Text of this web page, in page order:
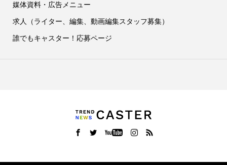
媒体資料・広告メニュー
求人（ライター、編集、動画編集スタッフ募集）
誰でもキャスター！応募ページ